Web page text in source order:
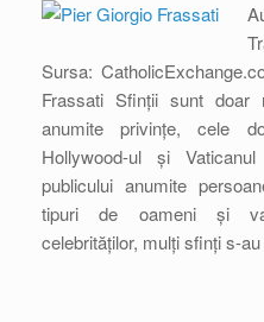
Sursa:
Frassati Sfinții sunt doar
anumite privințe, cele
Hollywood-ul și
publicului anumite
tipuri de oameni și
celebrităților, mulți sfinți s-